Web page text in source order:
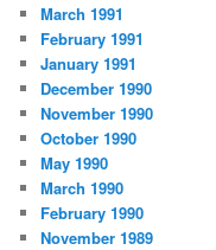
March 1991
February 1991
January 1991
December 1990
November 1990
October 1990
May 1990
March 1990
February 1990
November 1989